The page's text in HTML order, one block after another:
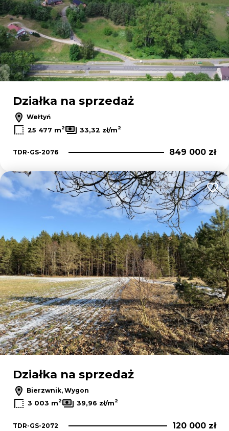
Działka na sprzedaż
Wełtyń
25 477 m2 33,32 zł/m2
TDR-GS-2076 849 000 zł
Działka na sprzedaż
Bierzwnik, Wygon
3 003 m2 39,96 zł/m2
TDR-GS-2072 120 000 zł